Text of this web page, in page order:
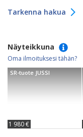
Tarkenna hakua
Näyteikkuna
Oma ilmoituksesi tähän?
SR-tuote JUSSI
1 980 €